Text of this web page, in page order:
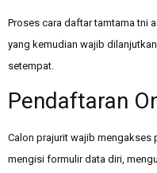
Proses cara daftar tamtama tni
yang kemudian wajib
setempat.
Pendaftaran
Calon prajurit wajib mengakses
mengisi formulir data diri,